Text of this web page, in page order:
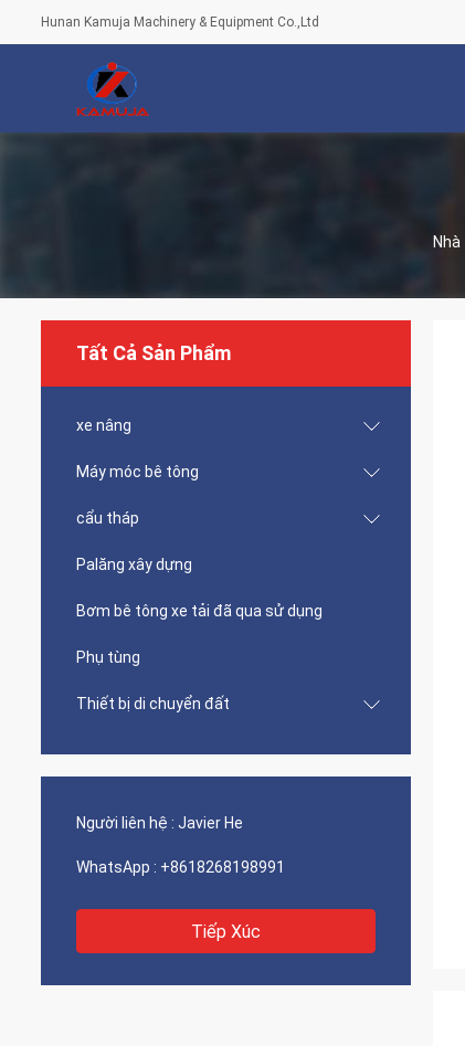
Hunan Kamuja Machinery & Equipment Co.,Ltd
Nhà
Tất Cả Sản Phẩm
xe nâng
Máy móc bê tông
cẩu tháp
Palăng xây dựng
Bơm bê tông xe tải đã qua sử dụng
Phụ tùng
Thiết bị di chuyển đất
Người liên hệ : Javier He
WhatsApp : +8618268198991
Tiếp Xúc